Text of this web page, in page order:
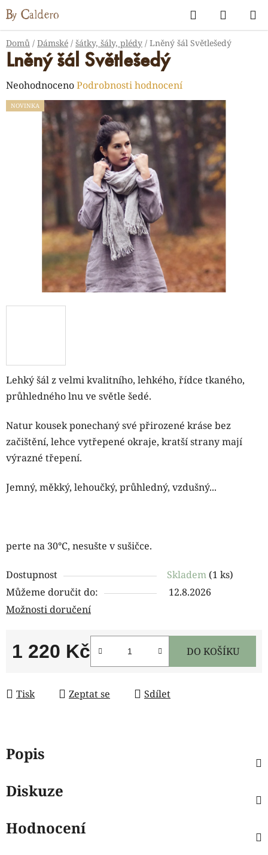
Přejít
na
obsah
Hledat
KOŠÍK
Domů / Dámské / šátky, šály, plédy / Lněný šál Světlešedý
Lehký šál z velmi kvalitního, lehkého, řídce tkaného,
průhledného lnu ve světle šedé.
Natur kousek ponechaný své přirozené kráse bez
začištění, lehce vytřepené okraje, kratší strany mají
výrazné třepení.
Jemný, měkký, lehoučký, průhledný, vzdušný...
perte na 30°C, nesušte v sušičce.
Dostupnost Skladem (1 ks)
Můžeme doručit do:
12.8.2026
Možnosti doručení
1 220 Kč DO KOŠÍKU
Tisk Zeptat se Sdílet
Lněný šál Světlešedý
Průměrné
hodnocení
produktu
hvězdiček.
NeohodnocenoPodrobnosti hodnocení
NOVINKA
Popis
Diskuze
Hodnocení